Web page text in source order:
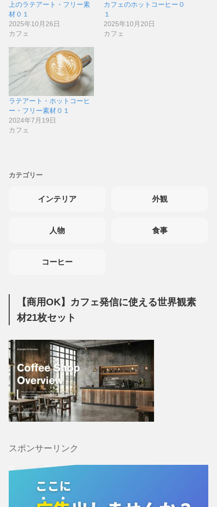
上のラテアート・フリー素
材０１
2025年10月26日
カフェ
カフェのホットコーヒー０
１
2025年10月20日
カフェ
ラテアート・ホットコーヒ
ー・フリー素材０１
2024年7月19日
カフェ
カテゴリー
インテリア 外観
人物 食事
コーヒー
【商用OK】カフェ発信に使える世界観素
材21枚セット
スポンサーリンク